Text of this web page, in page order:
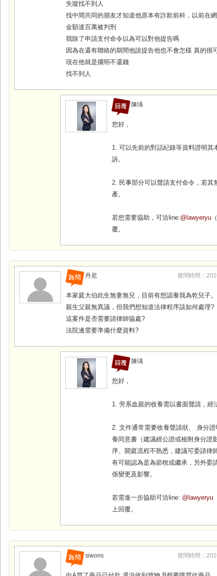
失蹤找不到人
找中間共同的朋友才知道他原本有詐欺前科，以前在
金額達百萬被判刑
我除了申請支付命令以為可以對他提告嗎
因為在還有聯絡的期間他說提告他也不會怎樣 真的很
現在他就是擺明不還錢
找不到人
陳瑀
您好，
1. 可以先前的對話紀錄等資料證明
訴。
2. 民事部分可以聲請支付命令，若其
產。
若您需要協助，可洽line:@lawyeryu
覆。
丹尼 發問時間：
本家庭大伯此生無妻無兒，目前有想認養我為乾兒子。
親生父親無異議，但我們想知道法律程序該如何處理?
這案件是否需要請律師協處?
法院邊需要準備什麼資料?
陳瑀
您好，
1. 旁系血親的收養需以書面聲請，經
2. 文件通常需要收養聲請狀、 身分
養同意書（建議經公證或檢附身分證
序、開庭流程不熟悉，建議可委請律
有可能認為是為節稅或繼承，另外委
係變更及影響。
若需進一步協助可洽line: @lawyeryu
上回覆。
siwons 發問時間：